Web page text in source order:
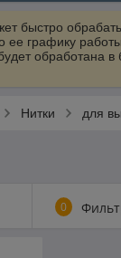
быстро
ее графику
обработана
Нитки для
0